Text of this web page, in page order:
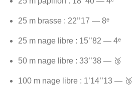
25 m brasse : 22’’17 — 8ᵉ
25 m nage libre : 15’’82 — 4ᵉ
50 m nage libre : 33’’38 — 🥉
100 m nage libre : 1’14’’13 — 🥉